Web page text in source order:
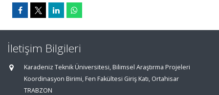
İletişim Bilgileri
Karadeniz Teknik Üniversitesi, Bilimsel Araştırma Projeleri
Koordinasyon Birimi, Fen Fakültesi Giriş Katı, Ortahisar
TRABZON